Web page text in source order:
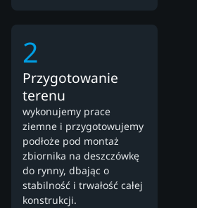
2
Przygotowanie
terenu
wykonujemy prace
ziemne i przygotowujemy
podłoże pod montaż
zbiornika na deszczówkę
do rynny, dbając o
stabilność i trwałość całej
konstrukcji.